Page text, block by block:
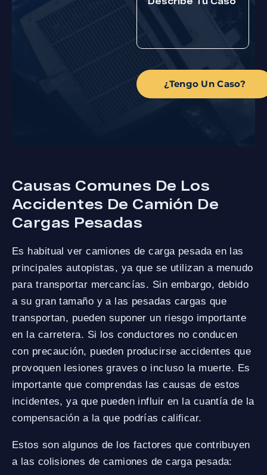
¿Tengo Un Caso?
Causas Comunes De Los
Accidentes De Camión De
Cargas Pesadas
Es habitual ver camiones de carga pesada en las
principales autopistas, ya que se utilizan a menudo
para transportar mercancías. Sin embargo, debido
a su gran tamaño y a las pesadas cargas que
transportan, pueden suponer un riesgo importante
en la carretera. Si los conductores no conducen
con precaución, pueden producirse accidentes que
provoquen lesiones graves o incluso la muerte. Es
importante que comprendas las causas de estos
incidentes, ya que pueden influir en la cuantía de la
compensación a la que podrías calificar.
Estos son algunos de los factores que contribuyen
a las colisiones de camiones de carga pesada: